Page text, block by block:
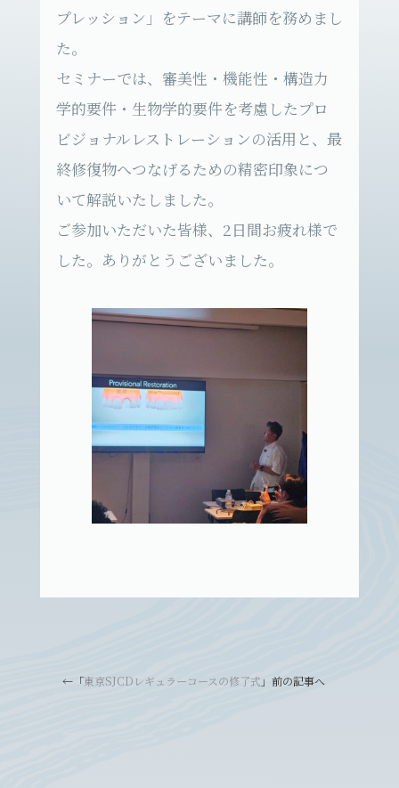
プレッション」をテーマに講師を務めまし
た。
セミナーでは、審美性・機能性・構造力
学的要件・生物学的要件を考慮したプロ
ビジョナルレストレーションの活用と、最
終修復物へつなげるための精密印象につ
いて解説いたしました。
ご参加いただいた皆様、2日間お疲れ様で
した。ありがとうございました。
←「東京SJCDレギュラーコースの修了式 」前の記事へ